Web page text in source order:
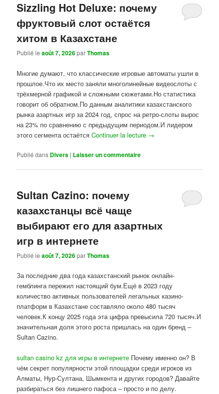
Sizzling Hot Deluxe: почему
фруктовый слот остаётся
хитом в Казахстане
Publié leaoût 7, 2026parThomas
Многие думают, что классические игровые автоматы ушли в
прошлое.Что их место заняли многолинейные видеослоты с
трёхмерной графикой и сложными сюжетами.Но статистика
говорит об обратном.По данным аналитики казахстанского
рынка азартных игр за 2024 год, спрос на ретро-слоты вырос
на 23% по сравнению с предыдущим периодом.И лидером
этого сегмента остаётсяContinuer la lecture →
Publié dans Divers | Laisser un commentaire
Sultan Cazino: почему
казахстанцы всё чаще
выбирают его для азартных
игр в интернете
Publié leaoût 7, 2026parThomas
За последние два года казахстанский рынок онлайн-
гемблинга пережил настоящий бум.Ещё в 2023 году
количество активных пользователей легальных казино-
платформ в Казахстане составляло около 480 тысяч
человек.К концу 2025 года эта цифра превысила 720 тысяч.И
значительная доля этого роста пришлась на один бренд –
Sultan Cazino.
sultan casino kz для игры в интернете Почему именно он? В
чём секрет популярности этой площадки среди игроков из
Алматы, Нур-Султана, Шымкента и других городов? Давайте
разбираться без лишнего пафоса – просто и по делу.